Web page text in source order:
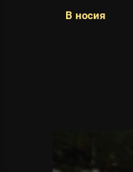
В носия